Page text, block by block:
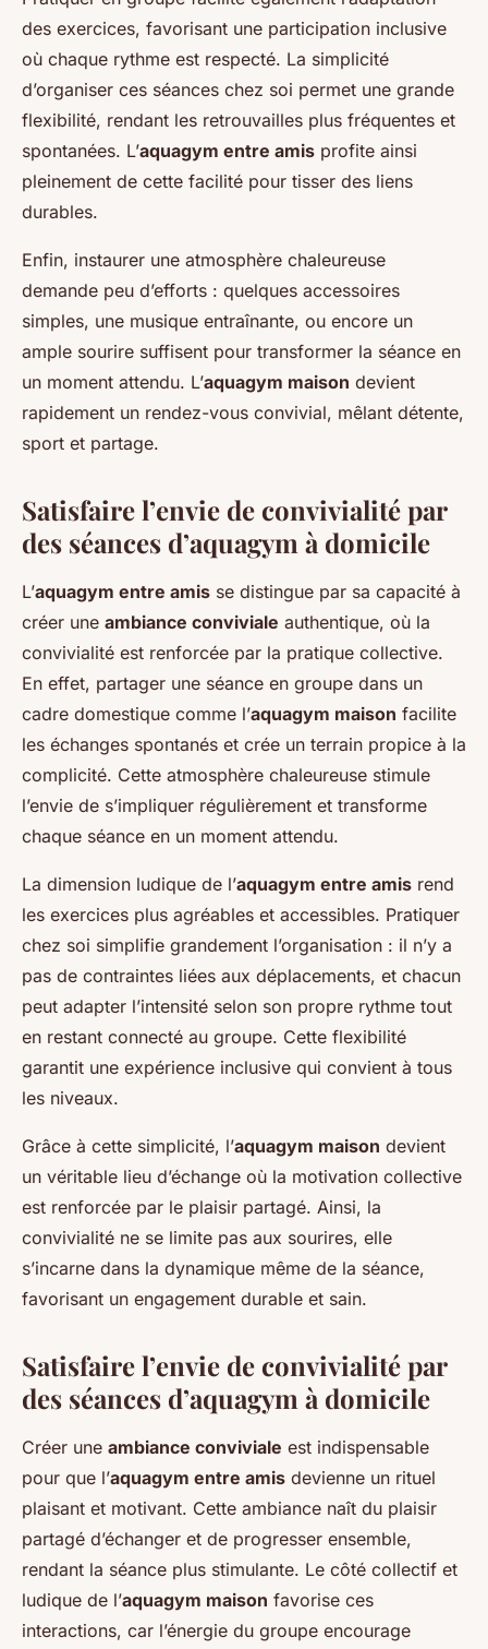
des exercices, favorisant une participation inclusive
où chaque rythme est respecté. La simplicité
d’organiser ces séances chez soi permet une grande
flexibilité, rendant les retrouvailles plus fréquentes et
spontanées. L’aquagym entre amis profite ainsi
pleinement de cette facilité pour tisser des liens
durables.
Enfin, instaurer une atmosphère chaleureuse
demande peu d’efforts : quelques accessoires
simples, une musique entraînante, ou encore un
ample sourire suffisent pour transformer la séance en
un moment attendu. L’aquagym maison devient
rapidement un rendez-vous convivial, mêlant détente,
sport et partage.
Satisfaire l’envie de convivialité par
des séances d’aquagym à domicile
L’aquagym entre amis se distingue par sa capacité à
créer une ambiance conviviale authentique, où la
convivialité est renforcée par la pratique collective.
En effet, partager une séance en groupe dans un
cadre domestique comme l’aquagym maison facilite
les échanges spontanés et crée un terrain propice à la
complicité. Cette atmosphère chaleureuse stimule
l’envie de s’impliquer régulièrement et transforme
chaque séance en un moment attendu.
La dimension ludique de l’aquagym entre amis rend
les exercices plus agréables et accessibles. Pratiquer
chez soi simplifie grandement l’organisation : il n’y a
pas de contraintes liées aux déplacements, et chacun
peut adapter l’intensité selon son propre rythme tout
en restant connecté au groupe. Cette flexibilité
garantit une expérience inclusive qui convient à tous
les niveaux.
Grâce à cette simplicité, l’aquagym maison devient
un véritable lieu d’échange où la motivation collective
est renforcée par le plaisir partagé. Ainsi, la
convivialité ne se limite pas aux sourires, elle
s’incarne dans la dynamique même de la séance,
favorisant un engagement durable et sain.
Satisfaire l’envie de convivialité par
des séances d’aquagym à domicile
Créer une ambiance conviviale est indispensable
pour que l’aquagym entre amis devienne un rituel
plaisant et motivant. Cette ambiance naît du plaisir
partagé d’échanger et de progresser ensemble,
rendant la séance plus stimulante. Le côté collectif et
ludique de l’aquagym maison favorise ces
interactions, car l’énergie du groupe encourage